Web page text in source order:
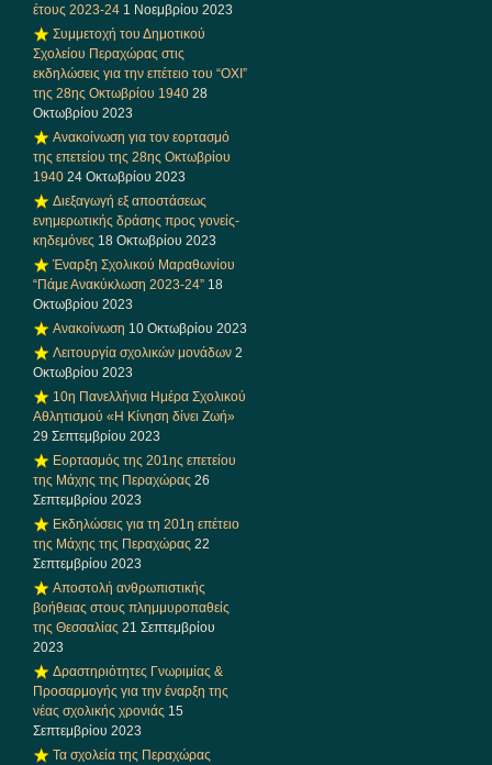
έτους 2023-24 1 Νοεμβρίου 2023
Συμμετοχή του Δημοτικού
Σχολείου Περαχώρας στις
εκδηλώσεις για την επέτειο του “ΟΧΙ”
της 28ης Οκτωβρίου 1940 28
Οκτωβρίου 2023
Ανακοίνωση για τον εορτασμό
της επετείου της 28ης Οκτωβρίου
1940 24 Οκτωβρίου 2023
Διεξαγωγή εξ αποστάσεως
ενημερωτικής δράσης προς γονείς-
κηδεμόνες 18 Οκτωβρίου 2023
Έναρξη Σχολικού Μαραθωνίου
“Πάμε Ανακύκλωση 2023-24” 18
Οκτωβρίου 2023
Ανακοίνωση 10 Οκτωβρίου 2023
Λειτουργία σχολικών μονάδων 2
Οκτωβρίου 2023
10η Πανελλήνια Ημέρα Σχολικού
Αθλητισμού «Η Κίνηση δίνει Ζωή»
29 Σεπτεμβρίου 2023
Εορτασμός της 201ης επετείου
της Μάχης της Περαχώρας 26
Σεπτεμβρίου 2023
Εκδηλώσεις για τη 201η επέτειο
της Μάχης της Περαχώρας 22
Σεπτεμβρίου 2023
Αποστολή ανθρωπιστικής
βοήθειας στους πλημμυροπαθείς
της Θεσσαλίας 21 Σεπτεμβρίου
2023
Δραστηριότητες Γνωριμίας &
Προσαρμογής για την έναρξη της
νέας σχολικής χρονιάς 15
Σεπτεμβρίου 2023
Τα σχολεία της Περαχώρας